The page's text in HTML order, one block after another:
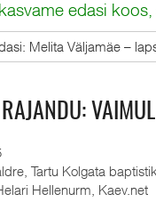
edasi
Melita Väljamäe –
Tartu Kolgata
Hellenurm, Kaev.net